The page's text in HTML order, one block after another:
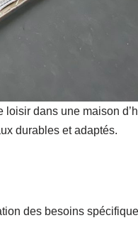
loisir dans une maison
durables et adaptés.
des besoins